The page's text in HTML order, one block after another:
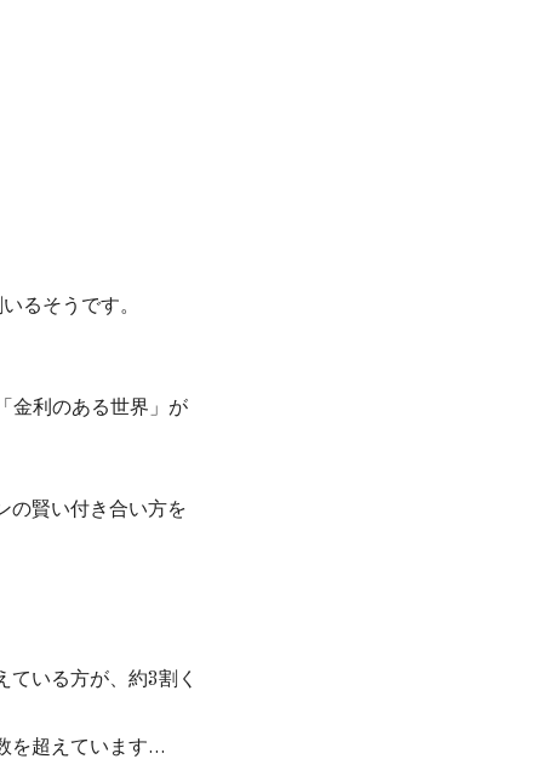
るそうです。
金利のある世界」が
の賢い付き合い方を
いる方が、約3割く
を超えています…